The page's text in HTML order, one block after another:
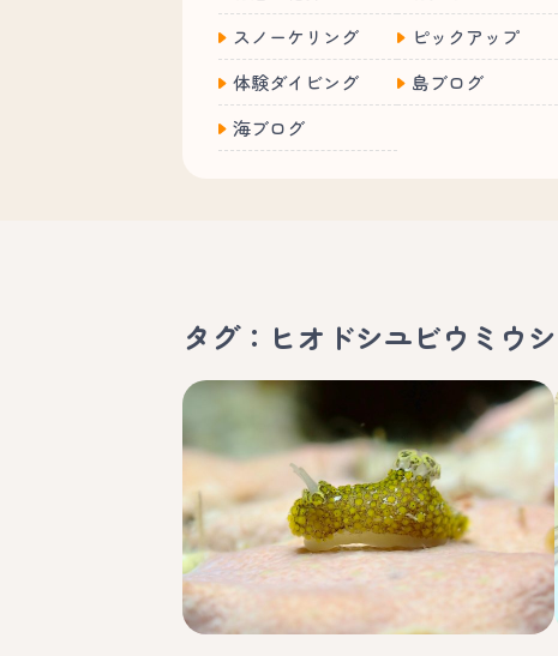
スノーケリング
ピックアップ
体験ダイビング
島ブログ
海ブログ
タグ：ヒオドシユビウミウシ